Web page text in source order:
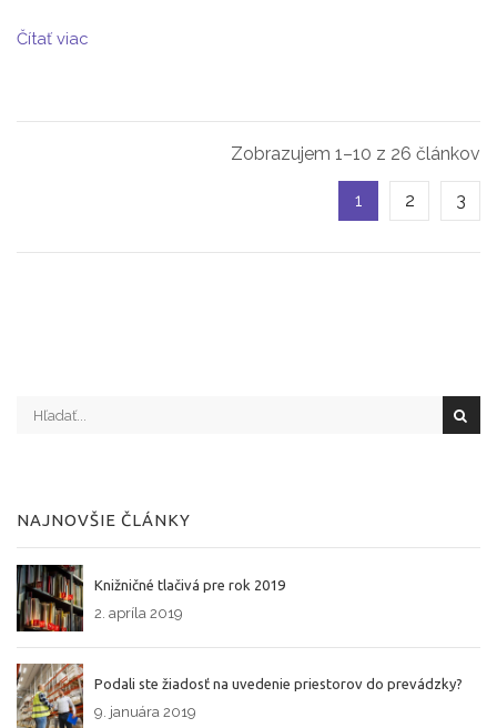
Čítať viac
Zobrazujem 1–10 z 26 článkov
1 2 3
NAJNOVŠIE ČLÁNKY
Knižničné tlačivá pre rok 2019
2. apríla 2019
Podali ste žiadosť na uvedenie priestorov do prevádzky?
9. januára 2019